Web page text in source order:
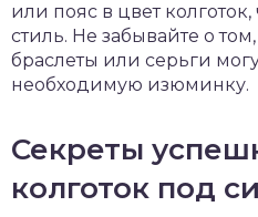
или пояс в цвет
стиль. Не забывайте о
браслеты или серьги
необходимую изюминку.
Секреты
колготок под